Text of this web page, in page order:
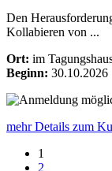
Den
Kollabieren von ...
Ort: im
Beginn: 30.10.2026
mehr Details zum
1
2